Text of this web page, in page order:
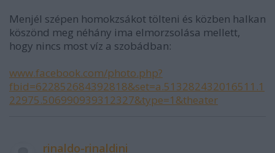
Menjél szépen homokzsákot tölteni és közben halkan
köszönd meg néhány ima elmorzsolása mellett,
hogy nincs most víz a szobádban:
www.facebook.com/photo.php?
fbid=622852684392818&set=a.513282432016511.1
22975.506990939312327&type=1&theater
rinaldo-rinaldini